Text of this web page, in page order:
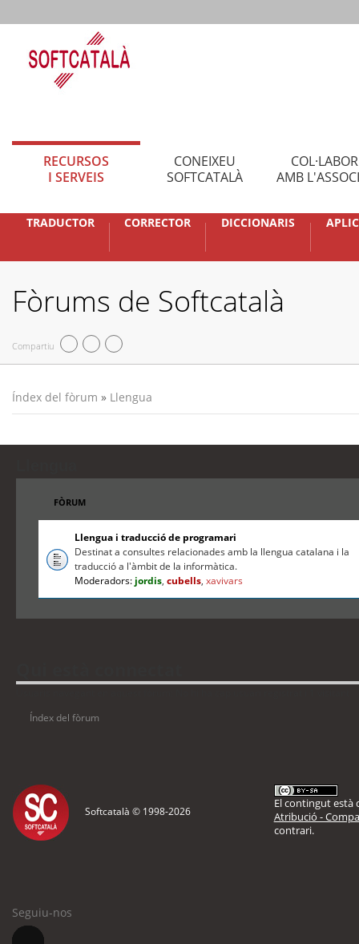
RECURSOS
I SERVEIS
CONEIXEU
SOFTCATALÀ
AMB
TRADUCTOR CORRECTOR DICCIONARIS
Fòrums de Softcatalà
Compartiu
Índex del fòrum » Llengua
FÒRUM
Llengua i traducció de programari
Destinat a consultes relacionades amb la llengua catalana i la
traducció a l'àmbit de la informàtica.
Moderadors: jordis,cubells,xavivars
Índex del fòrum
Softcatalà © 1998-2026
El contingut està
Atribució -
contrari.
Seguiu-nos